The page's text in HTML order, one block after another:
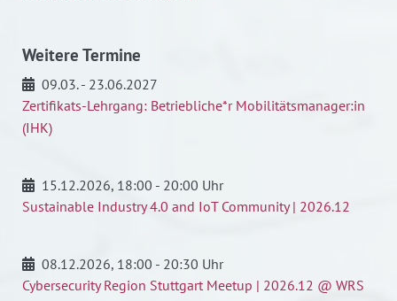
Weitere Termine
09.03. - 23.06.2027
Zertifikats-Lehrgang: Betriebliche*r Mobilitätsmanager:in
(IHK)
15.12.2026, 18:00 - 20:00 Uhr
Sustainable Industry 4.0 and IoT Community | 2026.12
08.12.2026, 18:00 - 20:30 Uhr
Cybersecurity Region Stuttgart Meetup | 2026.12 @ WRS